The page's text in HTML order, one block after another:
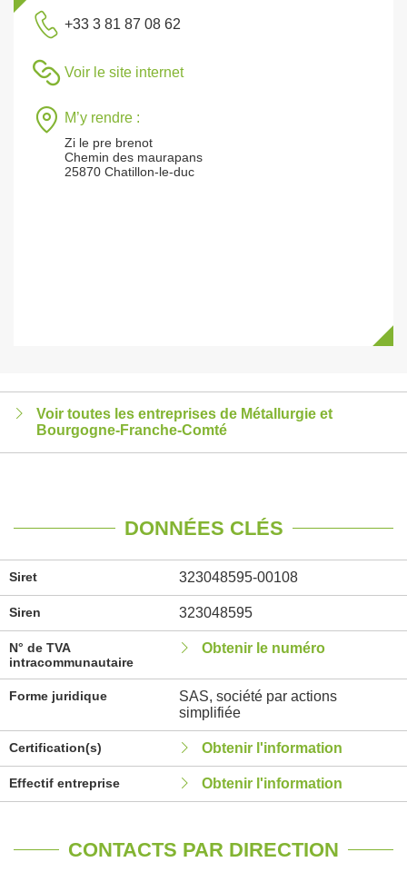
+33 3 81 87 08 62
Voir le site internet
M’y rendre :
Zi le pre brenot
Chemin des maurapans
25870 Chatillon-le-duc
Voir toutes les entreprises de Métallurgie et
Bourgogne-Franche-Comté
DONNÉES CLÉS
Siret 323048595-00108
Siren 323048595
N° de TVA
intracommunautaire
Obtenir le numéro
Forme juridique
SAS, société par actions
simplifiée
Certification(s) Obtenir l'information
Effectif entreprise Obtenir l'information
CONTACTS PAR DIRECTION